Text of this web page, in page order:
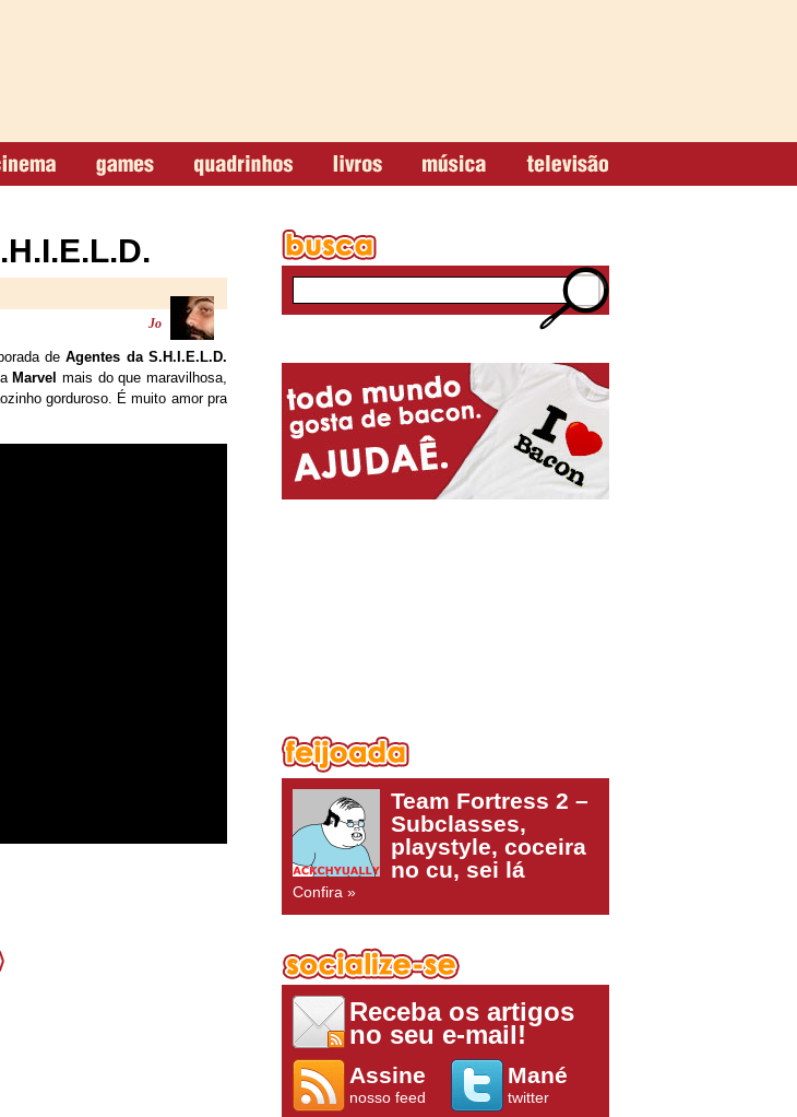
Jo
deAgentes da S.H.I.E.L.D.
Marvel mais do que maravilhosa,
gorduroso. É muito amor pra
Team Fortress 2 –
Subclasses,
playstyle, coceira
no cu, sei lá
Confira »
Receba os artigos
no seu e-mail!
Assine
nosso feed
Mané
twitter